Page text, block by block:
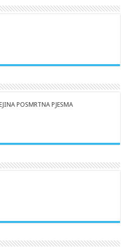
POSMRTNA PJESMA